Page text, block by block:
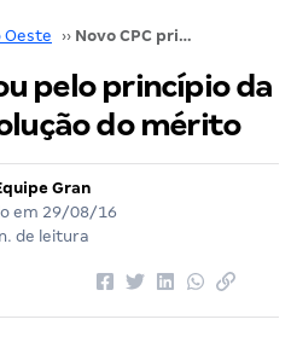
Oeste ›› Novo CPC primou pelo princípio da primazia da resolução do mérito
pelo princípio da
do mérito
Gran
em 29/08/16
de leitura